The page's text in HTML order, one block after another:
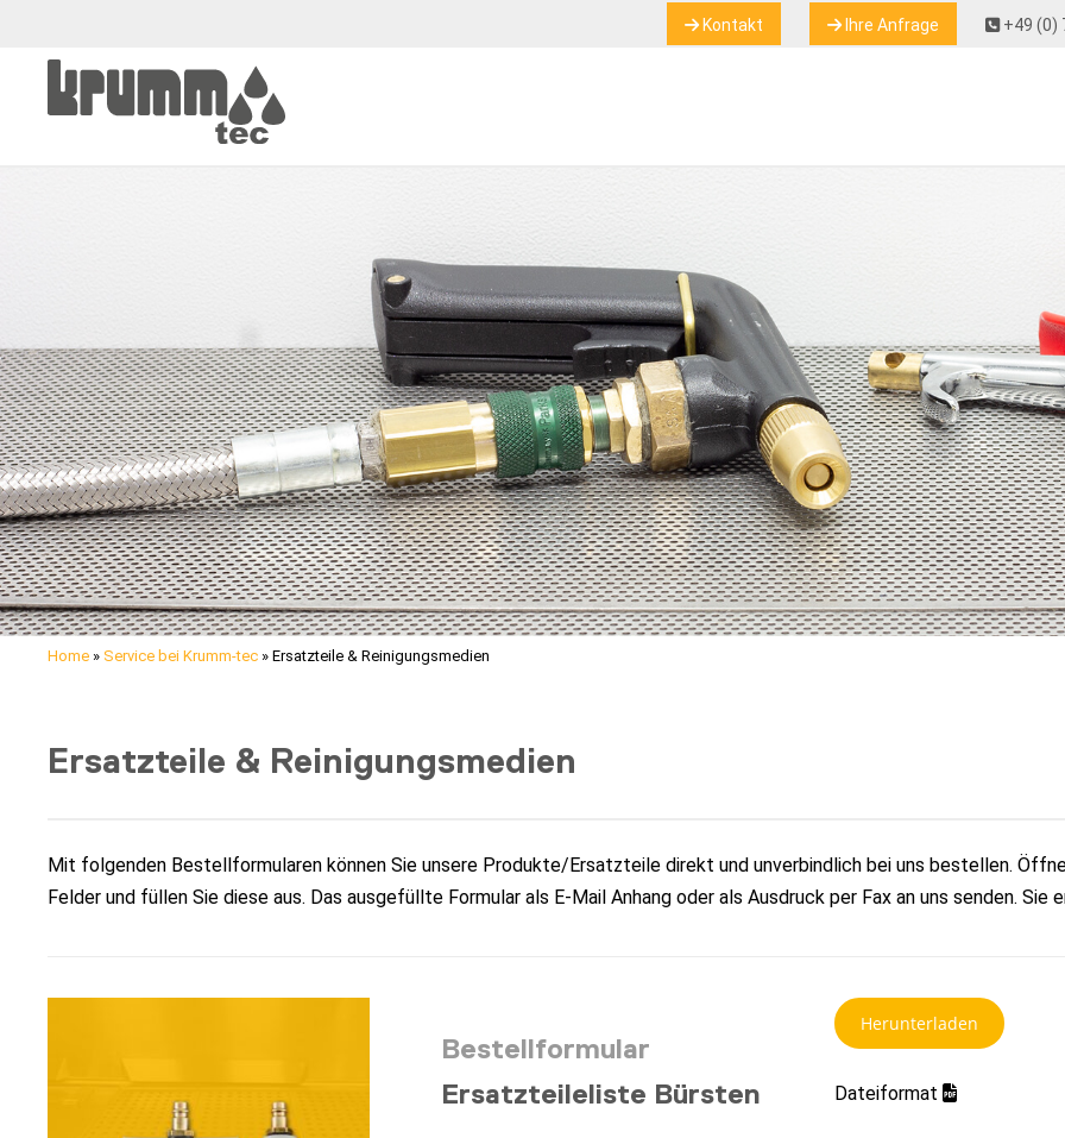
Kontakt Ihre Anfrage +49 (0)
Home » Service bei Krumm-tec » Ersatzteile & Reinigungsmedien
Ersatzteile & Reinigungsmedien
Mit folgenden Bestellformularen können Sie unsere Produkte/Ersatzteile direkt und unverbindlich bei uns bestellen.
Felder und füllen Sie diese aus. Das ausgefüllte Formular als E-Mail Anhang oder als Ausdruck per Fax an uns senden.
Bestellformular
Ersatzteileliste Bürsten
Herunterladen
Dateiformat